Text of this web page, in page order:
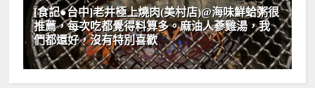
[食記●台中]老井極上燒肉(美村店)@海味鮮蛤粥很
推薦，每次吃都覺得料算多。麻油人蔘雞湯，我
們都還好，沒有特別喜歡